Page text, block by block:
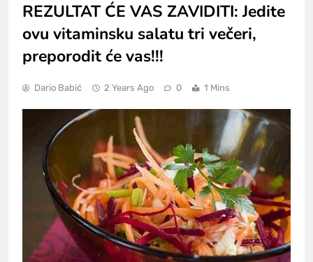
REZULTAT ĆE VAS ZAVIDITI: Jedite
ovu vitaminsku salatu tri večeri,
preporodit će vas!!!
Dario Babić 2 Years Ago 0 1 Mins